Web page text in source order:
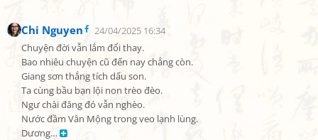
Chi Nguyen
24/04/2025 16:34
Chuyện đời vẫn lắm đổi thay.
Bao nhiêu chuyện cũ đến nay chẳng còn.
Giang sơn thắng tích dấu son.
Ta cùng bầu bạn lội non trèo đèo.
Ngư chài đăng đó vẫn nghèo.
Nước đầm Vân Mộng trong veo lạnh lùng.
Dương…